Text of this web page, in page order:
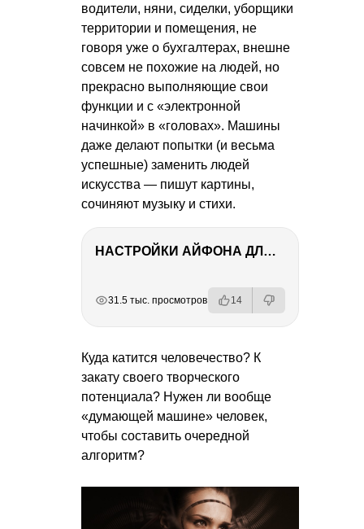
водители, няни, сиделки, уборщики
территории и помещения, не
говоря уже о бухгалтерах, внешне
совсем не похожие на людей, но
прекрасно выполняющие свои
функции и с «электронной
начинкой» в «головах». Машины
даже делают попытки (и весьма
успешные) заменить людей
искусства — пишут картины,
сочиняют музыку и стихи.
НАСТРОЙКИ АЙФОНА ДЛЯ ФОТО И ВИДЕО
31.5 тыс. просмотров 14
Куда катится человечество? К
закату своего творческого
потенциала? Нужен ли вообще
«думающей машине» человек,
чтобы составить очередной
алгоритм?